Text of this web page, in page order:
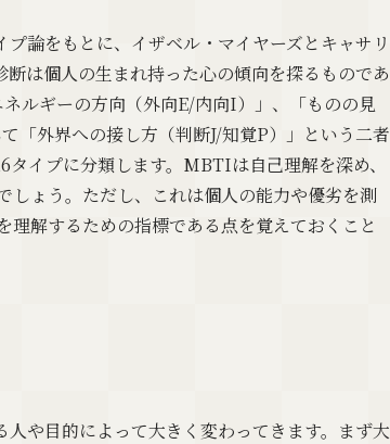
論をもとに、イザベル・マイヤーズとキャサリ
は個人の生まれ持った心の傾向を探るものであ
ルギーの方向（外向E/内向I）」、「ものの見
「外界への接し方（判断J/知覚P）」という二者
イプに分類します。MBTIは自己理解を深め、
しょう。ただし、これは個人の能力や優劣を測
解するための指標である点を覚えておくこと
や目的によって大きく変わってきます。まず大